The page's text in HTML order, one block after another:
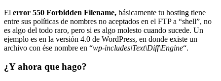
El error 550 Forbidden Filename, básicamente tu hosting tiene
entre sus políticas de nombres no aceptados en el FTP a “shell”, no
es algo del todo raro, pero si es algo molesto cuando sucede. Un
ejemplo es en la versión 4.0 de WordPress, en donde existe un
archivo con ése nombre en “wp-includes\Text\Diff\Engine“.
¿Y ahora que hago?